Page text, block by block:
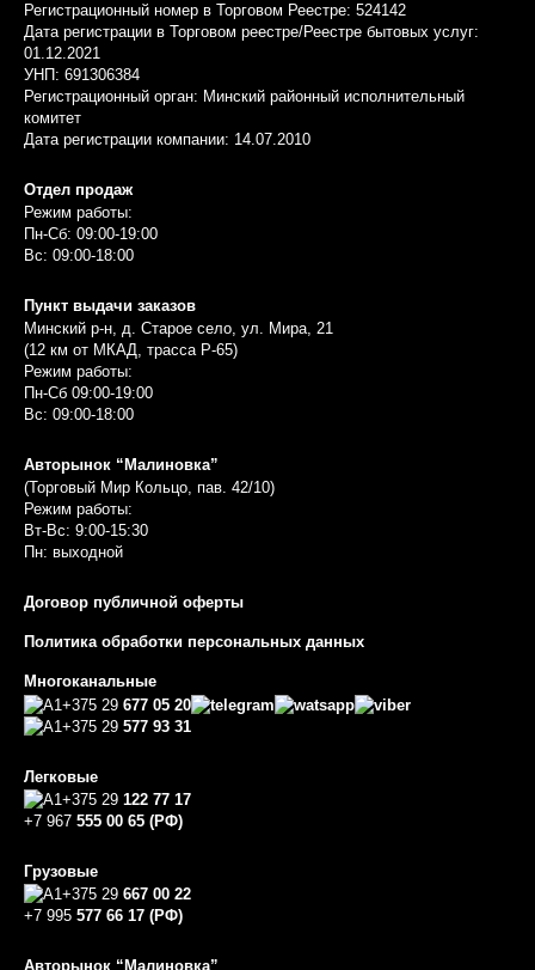
Регистрационный номер в Торговом Реестре: 524142
Дата регистрации в Торговом реестре/Реестре бытовых услуг:
01.12.2021
УНП: 691306384
Регистрационный орган: Минский районный исполнительный
комитет
Дата регистрации компании: 14.07.2010
Отдел продаж
Режим работы:
Пн-Сб: 09:00-19:00
Вс: 09:00-18:00
Пункт выдачи заказов
Минский р-н, д. Старое село, ул. Мира, 21
(12 км от МКАД, трасса P-65)
Режим работы:
Пн-Сб 09:00-19:00
Вс: 09:00-18:00
Авторынок “Малиновка”
(Торговый Мир Кольцо, пав. 42/10)
Режим работы:
Вт-Вс: 9:00-15:30
Пн: выходной
Договор публичной оферты
Политика обработки персональных данных
Многоканальные
+375 29 677 05 20
+375 29 577 93 31
Легковые
+375 29 122 77 17
+7 967 555 00 65 (РФ)
Грузовые
+375 29 667 00 22
+7 995 577 66 17 (РФ)
Авторынок “Малиновка”